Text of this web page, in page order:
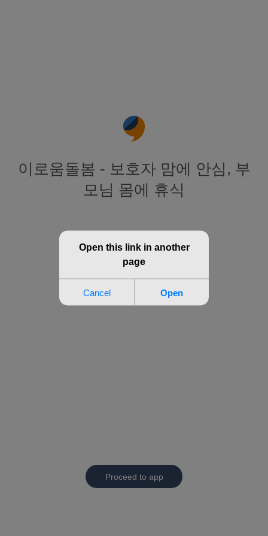
이로움돌봄 - 보호자 맘에 안심, 부
모님 몸에 휴식
Proceed to app